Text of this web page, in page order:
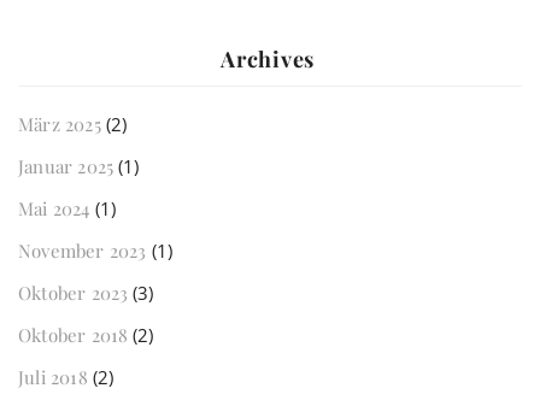
Archives
März 2025(2)
Januar 2025 (1)
Mai 2024 (1)
November 2023 (1)
Oktober 2023 (3)
Oktober 2018 (2)
Juli 2018 (2)